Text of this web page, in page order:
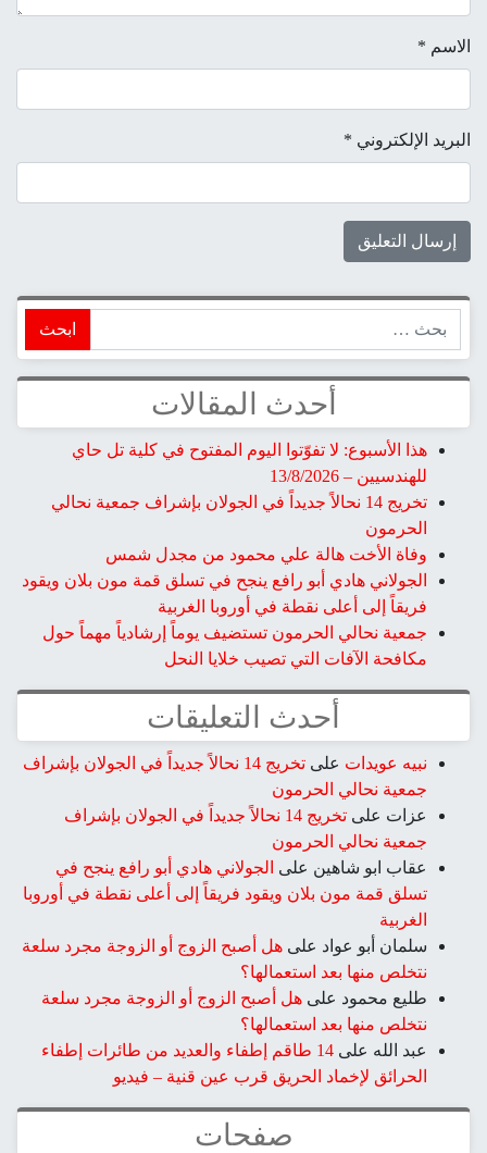
الاسم *
البريد الإلكتروني *
أحدث المقالات
هذا الأسبوع: لا تفوّتوا اليوم المفتوح في كلية تل حاي
للهندسيين – 13/8/2026
تخريج 14 نحالاً جديداً في الجولان بإشراف جمعية نحالي
الحرمون
وفاة الأخت هالة علي محمود من مجدل شمس
الجولاني هادي أبو رافع ينجح في تسلق قمة مون بلان ويقود
فريقاً إلى أعلى نقطة في أوروبا الغربية
جمعية نحالي الحرمون تستضيف يوماً إرشادياً مهماً حول
مكافحة الآفات التي تصيب خلايا النحل
أحدث التعليقات
نبيه عويدات على
تخريج 14 نحالاً جديداً في الجولان بإشراف
جمعية نحالي الحرمون
عزات على
تخريج 14 نحالاً جديداً في الجولان بإشراف
جمعية نحالي الحرمون
عقاب ابو شاهين على الجولاني هادي أبو رافع ينجح في
تسلق قمة مون بلان ويقود فريقاً إلى أعلى نقطة في أوروبا
الغربية
سلمان أبو عواد على هل أصبح الزوج أو الزوجة مجرد سلعة
نتخلص منها بعد استعمالها؟
طليع محمود على هل أصبح الزوج أو الزوجة مجرد سلعة
نتخلص منها بعد استعمالها؟
عبد الله على
14 طاقم إطفاء والعديد من طائرات إطفاء
الحرائق لإخماد الحريق قرب عين قنية – فيديو
صفحات